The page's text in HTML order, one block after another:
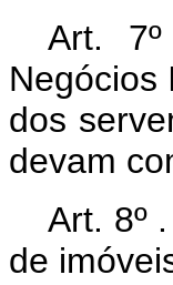
Art.
Negócios
dos
devam
Art. 8º
de